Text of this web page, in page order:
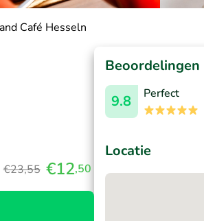
Café Hesseln
€23,55 €12,50
Beoordelingen
9.8
Perfect
Locatie